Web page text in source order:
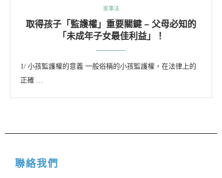
家事法
取得孩子「監護權」重要關鍵 – 父母必知的
「未成年子女最佳利益」！
1/ 小孩監護權的意義 一般俗稱的小孩監護權，在法律上的
正確 …
聯絡我們